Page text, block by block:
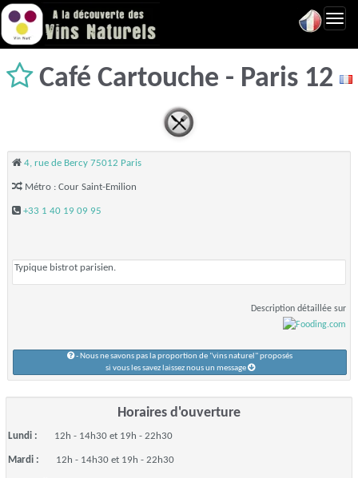
Café Cartouche - Paris 12
4, rue de Bercy 75012 Paris
Métro : Cour Saint-Emilion
+33 1 40 19 09 95
Typique bistrot parisien.
Description détaillée sur
- Nous ne savons pas la proportion de "vins naturel" proposés
si vous les savez laissez nous un message
Horaires d'ouverture
Lundi : 12h - 14h30 et 19h - 22h30
Mardi : 12h - 14h30 et 19h - 22h30